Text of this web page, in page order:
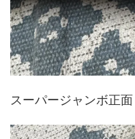
スーパージャンボ正面